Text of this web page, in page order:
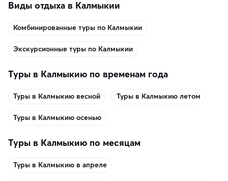
Виды отдыха в Калмыкии
Комбинированные туры по Калмыкии
Экскурсионные туры по Калмыкии
Туры в Калмыкию по временам года
Туры в Калмыкию весной Туры в Калмыкию летом
Туры в Калмыкию осенью
Туры в Калмыкию по месяцам
Туры в Калмыкию в апреле